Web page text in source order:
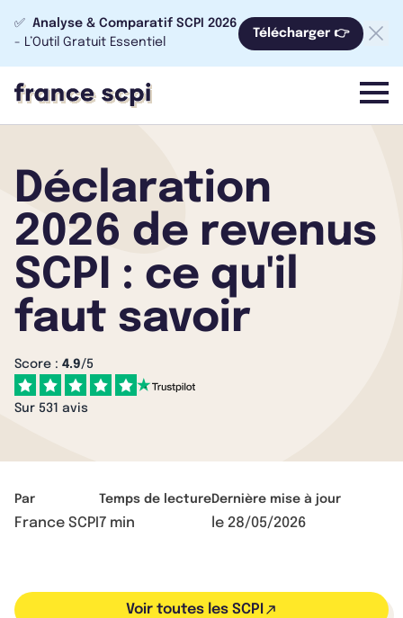
✅ Analyse & Comparatif SCPI 2026
- L’Outil Gratuit Essentiel
Télécharger 👉
menu
Déclaration
2026 de revenus
SCPI : ce qu'il
faut savoir
Score : 4.9/5
Sur 531 avis
Par
France SCPI
Temps de lecture
7 min
Dernière mise à jour
le 28/05/2026
Voir toutes les SCPI